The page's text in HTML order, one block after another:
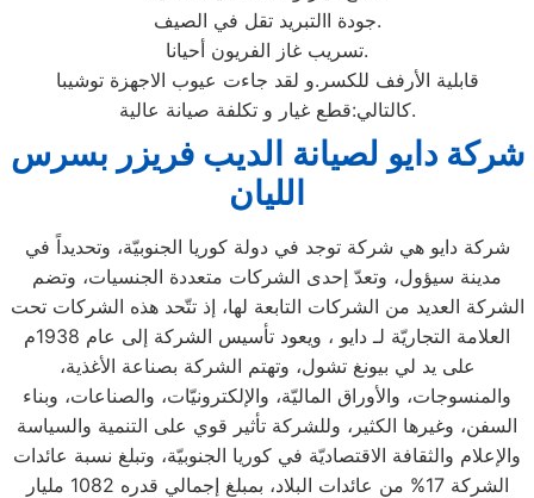
جودة االتبريد تقل في الصيف.
تسريب غاز الفريون أحيانا.
قابلية الأرفف للكسر.و لقد جاءت عيوب الاجهزة توشيبا
كالتالي:قطع غيار و تكلفة صيانة عالية.
شركة دايو لصيانة الديب فريزر بسرس
الليان
شركة دايو هي شركة توجد في دولة كوريا الجنوبيّة، وتحديداً في
مدينة سيؤول، وتعدّ إحدى الشركات متعددة الجنسيات، وتضم
الشركة العديد من الشركات التابعة لها، إذ تتّحد هذه الشركات تحت
العلامة التجاريّة لـ دايو ، ويعود تأسيس الشركة إلى عام 1938م
على يد لي بيونغ تشول، وتهتم الشركة بصناعة الأغذية،
والمنسوجات، والأوراق الماليّة، والإلكترونيّات، والصناعات، وبناء
السفن، وغيرها الكثير، وللشركة تأثير قوي على التنمية والسياسة
والإعلام والثقافة الاقتصاديّة في كوريا الجنوبيّة، وتبلغ نسبة عائدات
الشركة 17% من عائدات البلاد، بمبلغ إجمالي قدره 1082 مليار